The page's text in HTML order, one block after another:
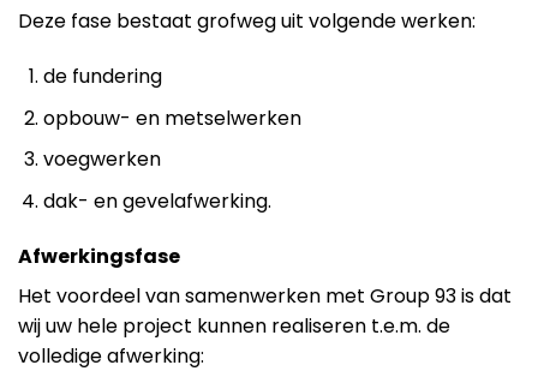
Deze fase bestaat grofweg uit volgende werken:
de fundering
opbouw- en metselwerken
voegwerken
dak- en gevelafwerking.
Afwerkingsfase
Het voordeel van samenwerken met Group 93 is dat
wij uw hele project kunnen realiseren t.e.m. de
volledige afwerking: